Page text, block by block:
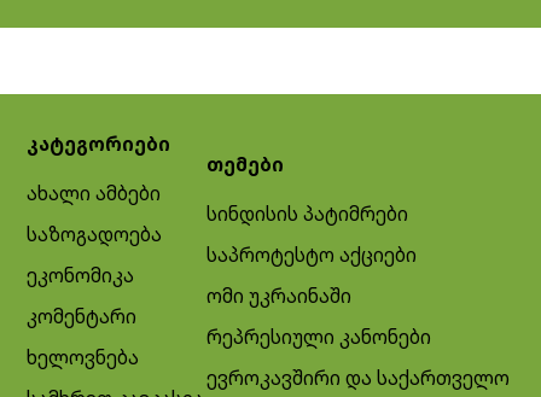
კატეგორიები
ახალი ამბები
საზოგადოება
ეკონომიკა
კომენტარი
ხელოვნება
თემები
სინდისის პატიმრები
საპროტესტო აქციები
ომი უკრაინაში
რეპრესიული კანონები
ევროკავშირი და საქართველო